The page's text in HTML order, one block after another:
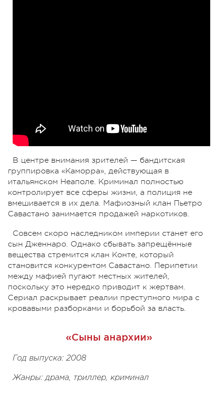
В центре внимания зрителей — бандитская
группировка «Каморра», действующая в
итальянском Неаполе. Криминал полностью
контролирует все сферы жизни, а полиция не
вмешивается в их дела. Мафиозный клан Пьетро
Савастано занимается продажей наркотиков.
Совсем скоро наследником империи станет его
сын Дженнаро. Однако сбывать запрещённые
вещества стремится клан Конте, который
становится конкурентом Савастано. Перипетии
между мафией пугают местных жителей,
поскольку это нередко приводит к жертвам.
Сериал раскрывает реалии преступного мира с
кровавыми разборками и борьбой за власть.
«Сыны анархии»
Год выпуска: 2008
Жанры: драма, триллер, криминал